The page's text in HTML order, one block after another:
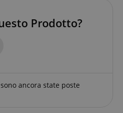
Prodotto?
ancora state poste